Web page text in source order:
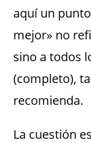
aquí un
mejor» no
sino a todos
(completo),
recomienda.
La cuestión